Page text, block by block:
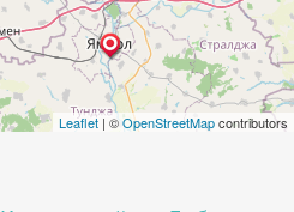
Leaflet | ©OpenStreetMapcontributors